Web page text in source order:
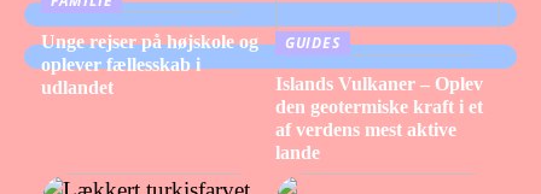
Unge rejser på højskole og
oplever fællesskab i
udlandet
GUIDES
Islands Vulkaner – Oplev
den geotermiske kraft i et
af verdens mest aktive
lande